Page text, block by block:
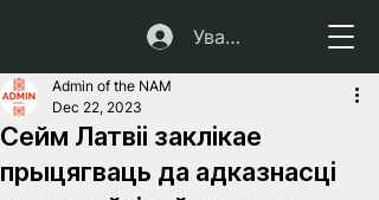
Увайсці
Сейм Латвіі заклікае
прыцягваць да адказнасці
Admin of the NAM
Dec 22, 2023